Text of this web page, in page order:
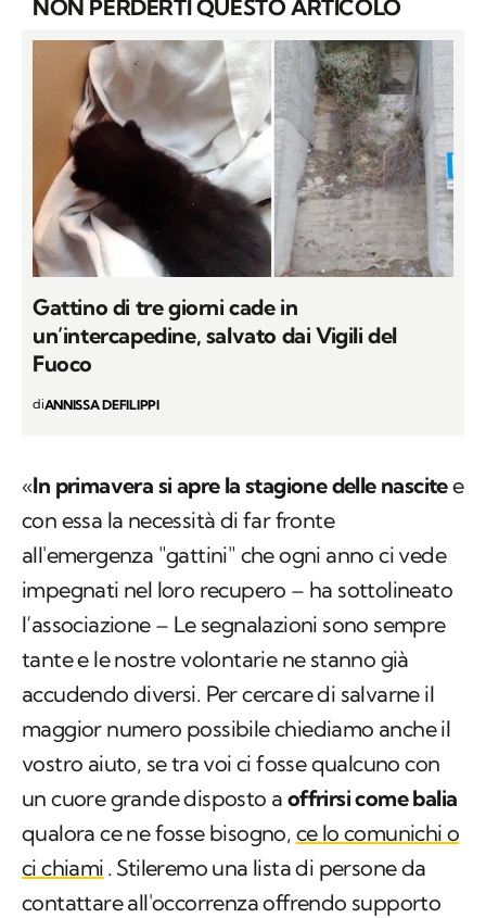
NON PERDERTI QUESTO ARTICOLO
Gattino di tre giorni cade in
un’intercapedine, salvato dai Vigili del
Fuoco
diANNISSA DEFILIPPI
«In primavera si apre la stagione delle nascitee
con essa la necessità di far fronte
all'emergenza "gattini" che ogni anno ci vede
impegnati nel loro recupero – ha sottolineato
l’associazione – Le segnalazioni sono sempre
tante e le nostre volontarie ne stanno già
accudendo diversi. Per cercare di salvarne il
maggior numero possibile chiediamo anche il
vostro aiuto, se tra voi ci fosse qualcuno con
un cuore grande disposto a offrirsi come balia
qualora ce ne fosse bisogno, ce lo comunichi o
ci chiami . Stileremo una lista di persone da
contattare all'occorrenza offrendo supporto